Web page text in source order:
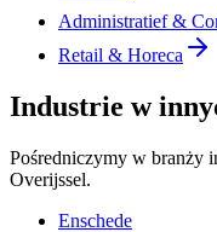
Administratief &
Retail & Horeca
Industrie w
Pośredniczymy w branży
Overijssel.
Enschede